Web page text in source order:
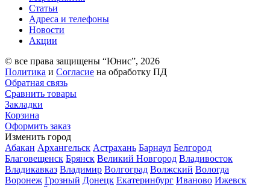
Статьи
Адреса и телефоны
Новости
Акции
© все права защищены “Юнис”, 2026
Политика и Согласие на обработку ПД
Обратная связь
Сравнить товары
Закладки
Корзина
Оформить заказ
Изменить город
Абакан Архангельск Астрахань Барнаул Белгород
Благовещенск Брянск Великий Новгород Владивосток
Владикавказ Владимир Волгоград Волжский Вологда
Воронеж Грозный Донецк Екатеринбург Иваново Ижевск